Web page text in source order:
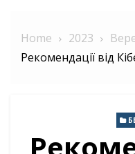
Home 2023
Рекомендації від